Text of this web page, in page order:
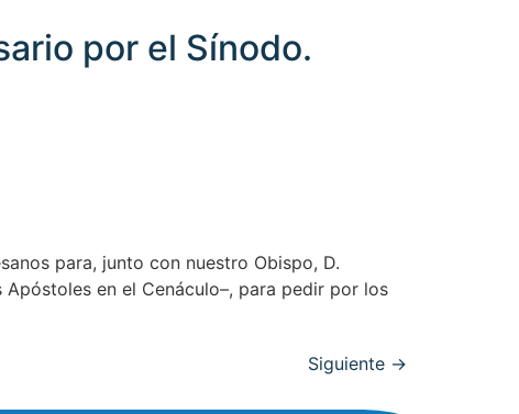
por el Sínodo.
para, junto con nuestro Obispo, D.
en el Cenáculo–, para pedir por los
Siguiente →